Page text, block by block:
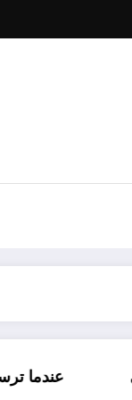
عندما ترسل